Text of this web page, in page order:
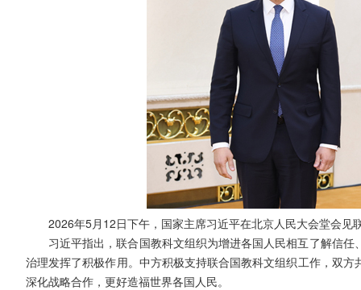
2026年5月12日下午，国家主席习近平在北京人民大会堂会见
习近平指出，联合国教科文组织为增进各国人民相互了解信
治理发挥了积极作用。中方积极支持联合国教科文组织工作，双
深化战略合作，更好造福世界各国人民。